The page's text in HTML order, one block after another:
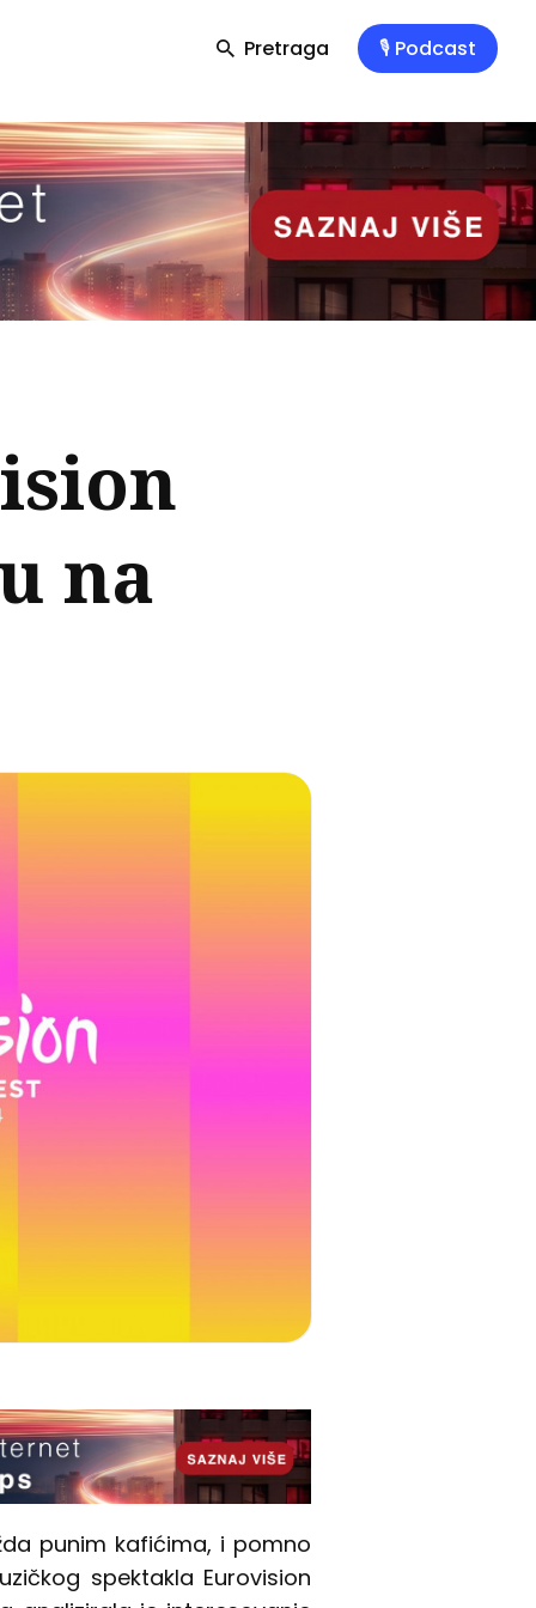
Pretraga 🎙️ Podcast
na
punim kafićima, i pomno
spektakla Eurovision